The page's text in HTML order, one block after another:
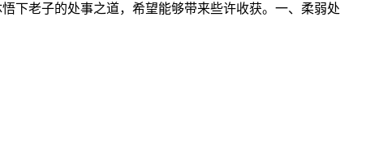
下老子的处事之道，希望能够带来些许收获。一、柔弱处